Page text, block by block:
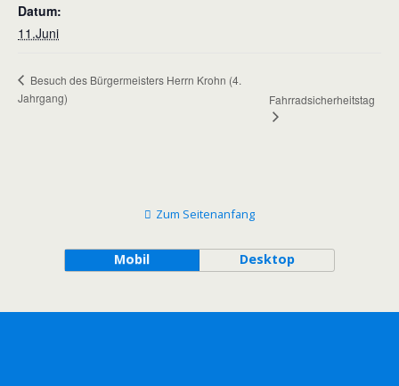
Datum:
11.Juni
Besuch des Bürgermeisters Herrn Krohn (4.
Jahrgang)
Fahrradsicherheitstag
Zum Seitenanfang
Mobil Desktop